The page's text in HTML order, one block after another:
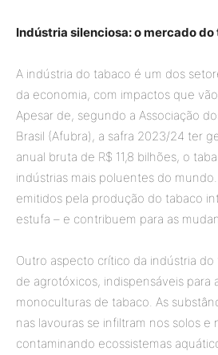
Indústria silenciosa: o mercado
A indústria do tabaco é um dos
da economia, com impactos que
Apesar de, segundo a Associação
Brasil (Afubra), a safra 2023/24 ter
anual bruta de R$ 11,8 bilhões, o
indústrias mais poluentes do
emitidos pela produção do tabaco
estufa – e contribuem para as
Outro aspecto crítico da indústria
de agrotóxicos, indispensáveis para
monoculturas de tabaco. As
nas lavouras se infiltram nos solos e
contaminando ecossistemas